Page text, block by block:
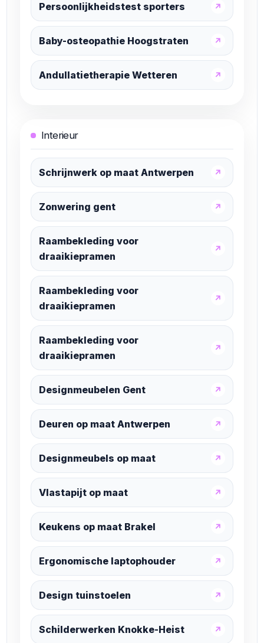
Persoonlijkheidstest sporters ↗
Baby-osteopathie Hoogstraten ↗
Andullatietherapie Wetteren ↗
Interieur
Schrijnwerk op maat Antwerpen ↗
Zonwering gent ↗
Raambekleding voor
draaikiepramen
↗
Raambekleding voor
draaikiepramen
↗
Raambekleding voor
draaikiepramen
↗
Designmeubelen Gent ↗
Deuren op maat Antwerpen ↗
Designmeubels op maat ↗
Vlastapijt op maat ↗
Keukens op maat Brakel ↗
Ergonomische laptophouder ↗
Design tuinstoelen ↗
Schilderwerken Knokke-Heist ↗